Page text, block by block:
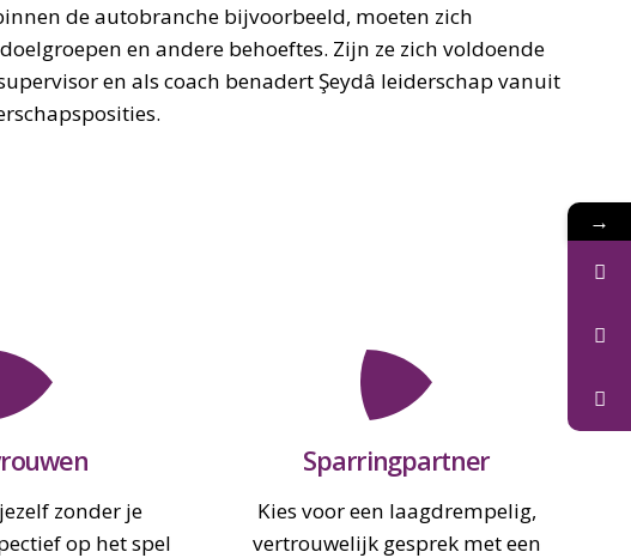
de autobranche bijvoorbeeld, moeten zich
en andere behoeftes. Zijn ze zich voldoende
en als coach benadert Şeydâ leiderschap vanuit
zonder je
op het spel
Sparringpartner
Kies voor een laagdrempelig,
vertrouwelijk gesprek met een
→